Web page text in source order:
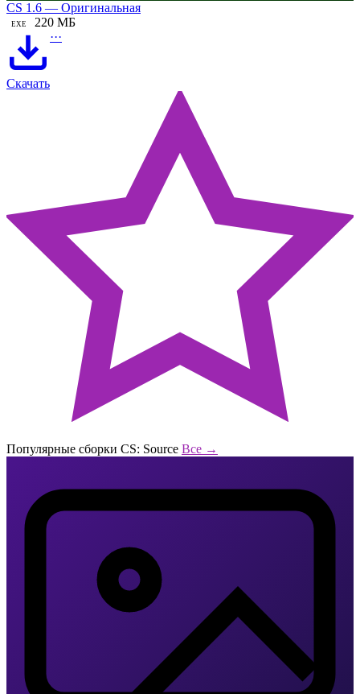
CS 1.6 — Оригинальная
EXE 220 МБ
Скачать
···
Популярные сборки CS: Source Все →